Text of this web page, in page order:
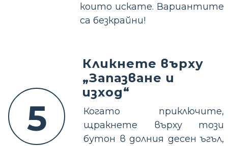
които искате. Вариантите
са безкрайни!
5
Кликнете върху
„Запазване и
изход“
Когато приключите,
щракнете върху този
бутон в долния десен ъгъл,